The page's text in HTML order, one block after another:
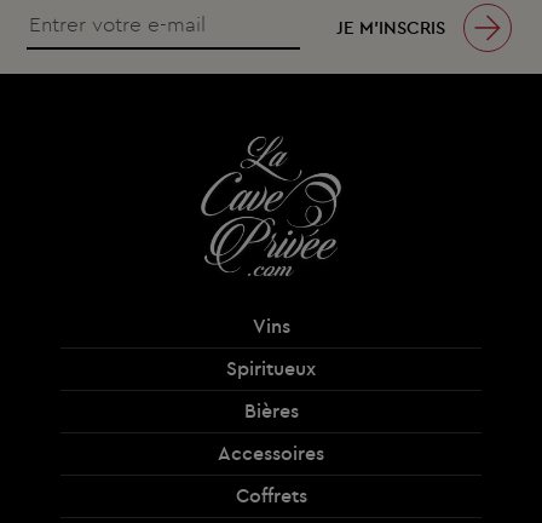
JE M’INSCRIS
Vins
Spiritueux
Bières
Accessoires
Coffrets